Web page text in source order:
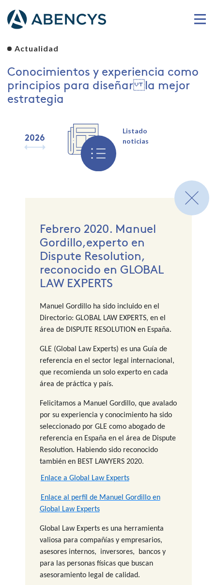
Actualidad
Conocimientos y experiencia como
principios para diseñar la mejor
estrategia
2026 2024 2023 2022 2021
Listado
noticias
Febrero 2020. Manuel
Gordillo,experto en
Dispute Resolution,
reconocido en GLOBAL
LAW EXPERTS
Manuel Gordillo ha sido incluido en el
Directorio: GLOBAL LAW EXPERTS, en el
área de DISPUTE RESOLUTION en España.
GLE (Global Law Experts) es una Guía de
referencia en el sector legal internacional,
que recomienda un solo experto en cada
área de práctica y país.
Felicitamos a Manuel Gordillo, que avalado
por su experiencia y conocimiento ha sido
seleccionado por GLE como abogado de
referencia en España en el área de Dispute
Resolution. Habiendo sido reconocido
también en BEST LAWYERS 2020.
Enlace a Global Law Experts
Enlace al perfil de Manuel Gordillo en
Global Law Experts
Global Law Experts es una herramienta
valiosa para compañías y empresarios,
asesores internos,
inversores,
bancos y
para las personas físicas que buscan
asesoramiento legal de calidad.